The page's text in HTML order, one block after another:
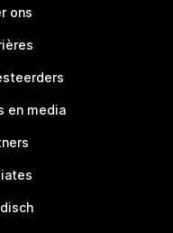
ons
en media